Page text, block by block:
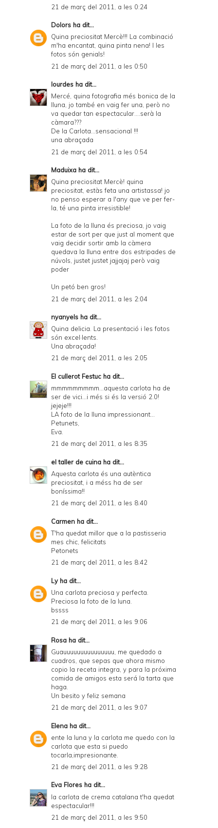
21 de març del 2011, a les 0:24
Dolors ha dit...
Quina preciositat Mercè!!! La combinació
m'ha encantat, quina pinta nena! I les
fotos són genials!
21 de març del 2011, a les 0:50
lourdes ha dit...
Mercé, quina fotografia més bonica de la
lluna, jo també en vaig fer una, però no
va quedar tan espectacular....serà la
càmara???
De la Carlota...sensacional !!!
una abraçada
21 de març del 2011, a les 0:54
Maduixa ha dit...
Quina preciositat Mercè! quina
preciositat, estàs feta una artistassa! jo
no penso esperar a l'any que ve per fer-
la, té una pinta irresistible!
La foto de la lluna és preciosa, jo vaig
estar de sort per que just al moment que
vaig decidir sortir amb la càmera
quedava la lluna entre dos estripades de
núvols, justet justet jajjajaj però vaig
poder
Un petó ben gros!
21 de març del 2011, a les 2:04
nyanyels ha dit...
Quina delicia. La presentació i les fotos
són excel·lents.
Una abraçada!
21 de març del 2011, a les 2:05
El cullerot Festuc ha dit...
mmmmmmmmm...aquesta carlota ha de
ser de vici...i més si és la versió 2.0!
jejeje!!!
LA foto de la lluna impressionant...
Petunets,
Eva.
21 de març del 2011, a les 8:35
el taller de cuina ha dit...
Aquesta carlota és una autèntica
preciositat, i a méss ha de ser
boníssima!!
21 de març del 2011, a les 8:40
Carmen ha dit...
T'ha quedat millor que a la pastisseria
mes chic, felicitats
Petonets
21 de març del 2011, a les 8:42
Lyha dit...
Una carlota preciosa y perfecta.
Preciosa la foto de la luna.
bssss
21 de març del 2011, a les 9:06
Rosa ha dit...
Guauuuuuuuuuuuuuuu, me quedado a
cuadros, que sepas que ahora mismo
copio la receta integra, y para la próxima
comida de amigos esta será la tarta que
haga.
Un besito y feliz semana
21 de març del 2011, a les 9:07
Elena ha dit...
ente la luna y la carlota me quedo con la
carlota que esta si puedo
tocarla,impresionante.
21 de març del 2011, a les 9:28
Eva Flores ha dit...
la carlota de crema catalana t'ha quedat
espectacular!!!
21 de març del 2011, a les 9:50